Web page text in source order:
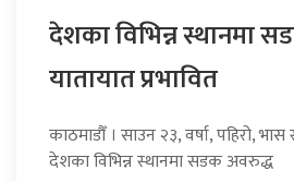
देशका विभिन्न स्थानमा
यातायात प्रभावित
काठमाडौँ । साउन २३, वर्षा, पहिरो,
देशका विभिन्न स्थानमा सडक अवरुद्ध